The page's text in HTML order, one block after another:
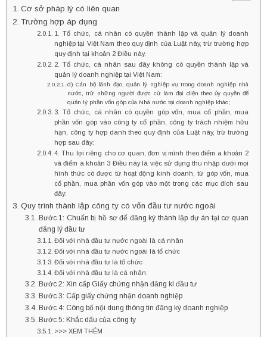
Cơ sở pháp lý có liên quan
Trường hợp áp dụng
1. Tổ chức, cá nhân có quyền thành lập và quản lý doanh
nghiệp tại Việt Nam theo quy định của Luật này, trừ trường hợp
quy định tại khoản 2 Điều này.
2. Tổ chức, cá nhân sau đây không có quyền thành lập và
quản lý doanh nghiệp tại Việt Nam:
d) Cán bộ lãnh đạo, quản lý nghiệp vụ trong doanh nghiệp nhà
nước, trừ những người được cử làm đại diện theo ủy quyền để
quản lý phần vốn góp của Nhà nước tại doanh nghiệp khác;
3. Tổ chức, cá nhân có quyền góp vốn, mua cổ phần, mua
phần vốn góp vào công ty cổ phần, công ty trách nhiệm hữu
hạn, công ty hợp danh theo quy định của Luật này, trừ trường
hợp sau đây:
4. Thu lợi riêng cho cơ quan, đơn vị mình theo điểm a khoản 2
và điểm a khoản 3 Điều này là việc sử dụng thu nhập dưới mọi
hình thức có được từ hoạt động kinh doanh, từ góp vốn, mua
cổ phần, mua phần vốn góp vào một trong các mục đích sau
đây:
Quy trình thành lập công ty có vốn đầu tư nước ngoài
Bước 1: Chuẩn bị hồ sơ để đăng ký thành lập dự án tại cơ quan
đăng lý đầu tư
Đối với nhà đầu tư nước ngoài là cá nhân
Đối với nhà đầu tư nước ngoài là tổ chức
Đối với nhà đầu tư là tổ chức
Đối với nhà đầu tư là cá nhân:
Bước 2: Xin cấp Giấy chứng nhận đăng kí đầu tư
Bước 3: Cấp giấy chứng nhận doanh nghiệp
Bước 4: Công bố nội dung thông tin đăng ký doanh nghiệp
Bước 5: Khắc dấu của công ty
>>> XEM THÊM